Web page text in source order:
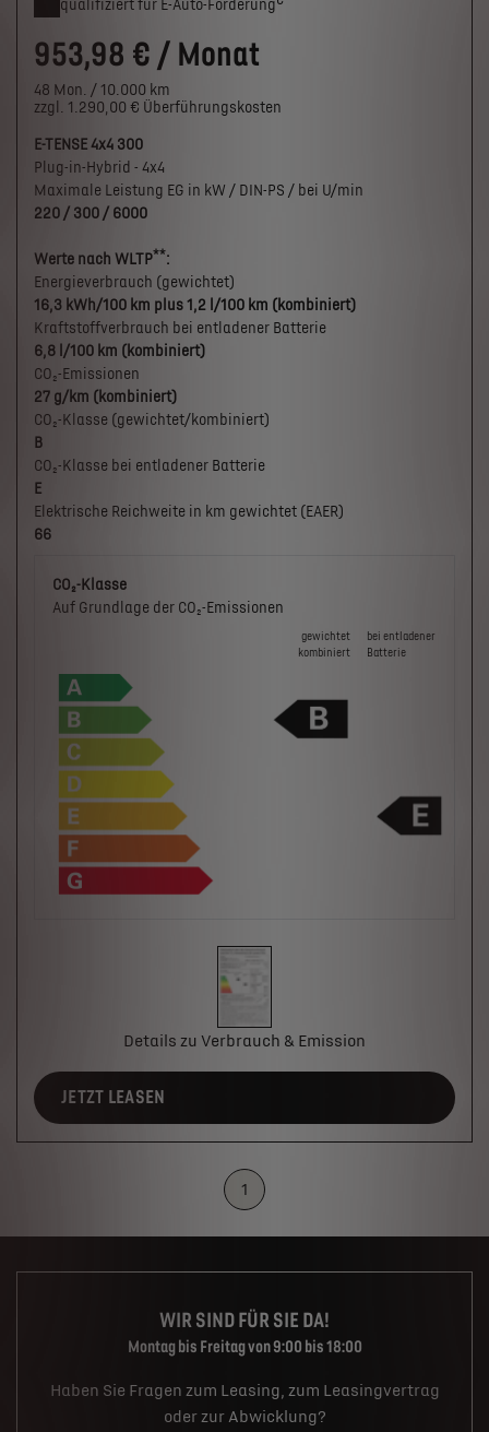
qualifiziert für E-Auto-Förderung
953,98 € / Monat
48 Mon. / 10.000 km
zzgl. 1.290,00 € Überführungskosten
E-TENSE 4x4 300
Plug-in-Hybrid - 4x4
Maximale Leistung EG in kW / DIN-PS / bei U/min
220 / 300 / 6000
Werte nach WLTP**:
Energieverbrauch (gewichtet)
16,3 kWh/100 km plus 1,2 l/100 km (kombiniert)
Kraftstoffverbrauch bei entladener Batterie
6,8 l/100 km (kombiniert)
CO₂-Emissionen
27 g/km (kombiniert)
CO₂-Klasse (gewichtet/kombiniert)
B
CO₂-Klasse bei entladener Batterie
E
Elektrische Reichweite in km gewichtet (EAER)
66
CO₂-Klasse
Auf Grundlage der CO₂-Emissionen
gewichtet
kombiniert
bei ent­la­de­ner
Batterie
Details zu Verbrauch & Emission
JETZT LEASEN
1
WIR SIND FÜR SIE DA!
Montag bis Freitag von 9:00 bis 18:00
Haben Sie Fragen zum Leasing, zum Leasingvertrag
oder zur Abwicklung?